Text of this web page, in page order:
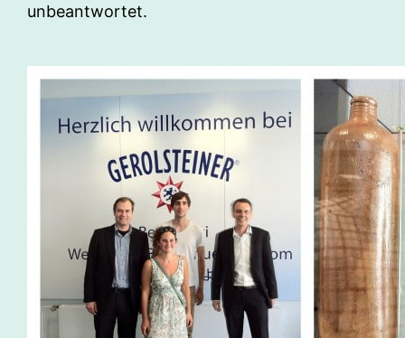
unbeantwortet.